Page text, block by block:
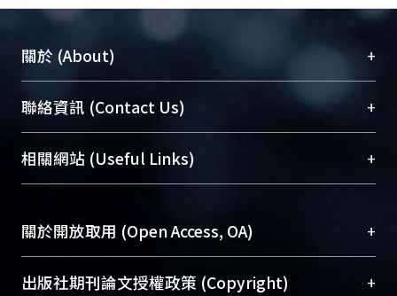
關於 (About) +
臺大位居世界頂尖大學之列，為永久珍藏及向國際
展現本校豐碩的研究成果及學術能量，圖書館整合
機構典藏（NTUR）與學術庫（AH）不同功能平
台，成為臺大學術典藏NTU scholars。期能整合研
成果。
To permanently archive and promote researcher
profiles and scholarly works, Library integrates the
聯絡資訊 (Contact Us) +
總館學科館員(Main Library)
醫學圖書館學科館員(Medical Library)
Sciences Library)
相關網站 (Useful Links) +
關於開放取用 (Open Access, OA) +
開放取用是從使用者角度提升資訊取用性的社會運
出版社期刊論文授權政策 (Copyright) +